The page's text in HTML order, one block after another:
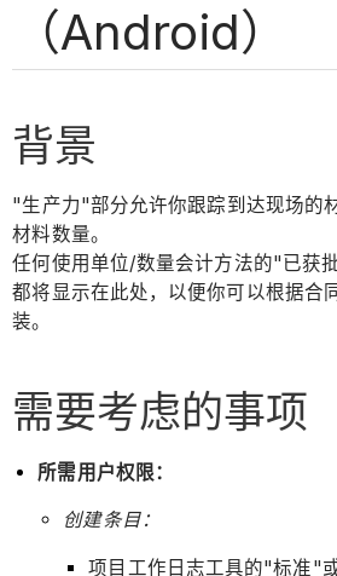
（Android）
背景
"生产力"部分允许你跟踪到达现场的
材料数量。
任何使用单位/数量会计方法的"已获
都将显示在此处，以便你可以根据合
装。
需要考虑的事项
所需用户权限：
创建条目：
项目工作日志工具的"标准"